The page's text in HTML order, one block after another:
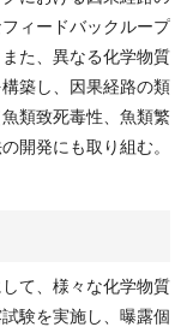
ィードバックループ
た、異なる化学物質
築し、因果経路の類
類致死毒性、魚類繁
開発にも取り組む。
て、様々な化学物質
験を実施し、曝露個